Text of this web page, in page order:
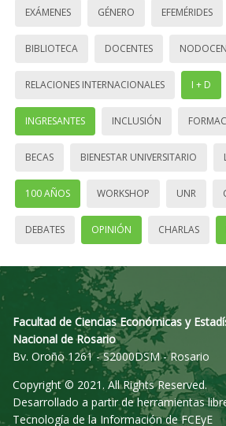
EXÁMENES GÉNERO EFEMÉRIDES
BIBLIOTECA DOCENTES
RELACIONES INTERNACIONALES I + D
INGRESANTES INCLUSIÓN
BECAS BIENESTAR UNIVERSITARIO
100 AÑOS WORKSHOP UNR
DEBATES OPINIÓN CHARLAS
Facultad de Ciencias Económicas y
Nacional de Rosario
Bv. Oroño 1261 - S2000DSM - Rosario
Copyright © 2021. All Rights Reserved.
Desarrollado a partir de herramientas
Tecnología de la Información de FCEyE